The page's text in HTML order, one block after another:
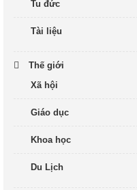
Tu đức
Tài liệu
Thế giới
Xã hội
Giáo dục
Khoa học
Du Lịch